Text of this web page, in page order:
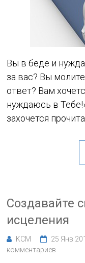
Вы в беде и
за вас? Вы
ответ? Вам
нуждаюсь в
захочется
Создавайте
исцеления
KCM 25 Янв
комментариев